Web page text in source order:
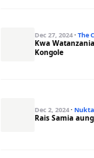
Dec 27, 2024·The
Kwa
Kongole
Dec 2, 2024·Nukta
Rais Samia